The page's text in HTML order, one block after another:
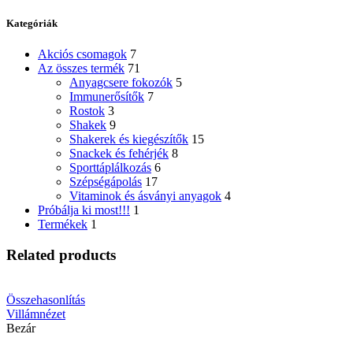
Kategóriák
Akciós csomagok 7
Az összes termék 71
Anyagcsere fokozók 5
Immunerősítők 7
Rostok 3
Shakek 9
Shakerek és kiegészítők 15
Snackek és fehérjék 8
Sporttáplálkozás 6
Szépségápolás 17
Vitaminok és ásványi anyagok 4
Próbálja ki most!!! 1
Termékek 1
Related products
Összehasonlítás
Villámnézet
Bezár